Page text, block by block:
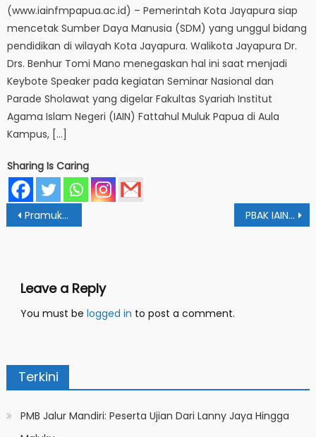
(www.iainfmpapua.ac.id) – Pemerintah Kota Jayapura siap
mencetak Sumber Daya Manusia (SDM) yang unggul bidang
pendidikan di wilayah Kota Jayapura. Walikota Jayapura Dr.
Drs. Benhur Tomi Mano menegaskan hal ini saat menjadi
Keybote Speaker pada kegiatan Seminar Nasional dan
Parade Sholawat yang digelar Fakultas Syariah Institut
Agama Islam Negeri (IAIN) Fattahul Muluk Papua di Aula
Kampus, […]
Sharing Is Caring
Post
navigation
Pramuka Racana IAIN Papua Jalin Kolaborasi bersama Racana IAIN Sorong PBAK IAIN Papua: Jaga Kesungguhan dan Amanah Orang Tua
Leave a Reply
You must be logged in to post a comment.
Terkini
PMB Jalur Mandiri: Peserta Ujian Dari Lanny Jaya Hingga